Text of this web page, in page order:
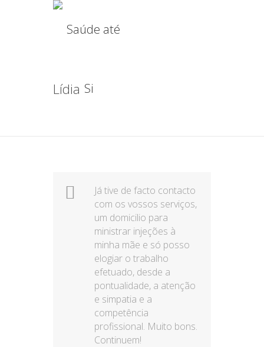
Lídia
Já tive de facto contacto
com os vossos serviços,
um domicilio para
ministrar injeções à
minha mãe e só posso
elogiar o trabalho
efetuado, desde a
pontualidade, a atenção
e simpatia e a
competência
profissional. Muito bons.
Continuem!